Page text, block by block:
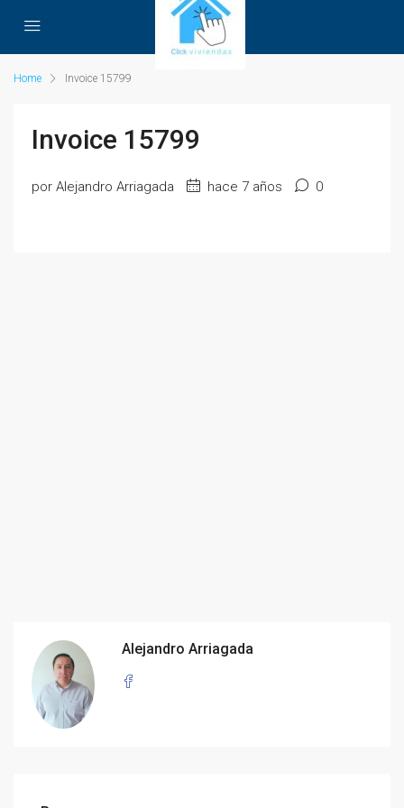
Home Invoice 15799
Invoice 15799
por Alejandro Arriagada hace 7 años 0
Alejandro Arriagada